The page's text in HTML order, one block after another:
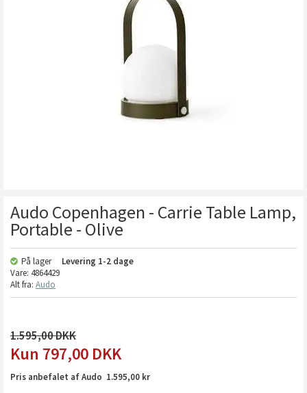
Audo Copenhagen - Carrie Table Lamp,
Portable - Olive
På lager Levering 1-2 dage
Vare: 4864429
Alt fra: Audo
1.595,00
797,00 DKK
Pris anbefalet af Audo 1.595,00 kr